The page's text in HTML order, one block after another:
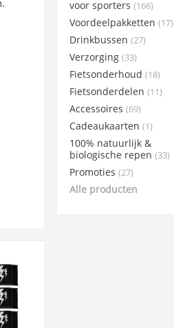
Maurten
NamedSport
PowerBar
Qwin
Science in Sports
Sportsbalm
Superheraw
Taste of Nature
WCUP
Winaar Socks
voor sporters (166)
Voordeelpakketten (17)
Drinkbussen (27)
Verzorging (33)
Fietsonderhoud (18)
Fietsonderdelen (11)
Accessoires (69)
Cadeaukaarten (1)
100% natuurlijk &
biologische repen (33)
Promoties (27)
Alle producten